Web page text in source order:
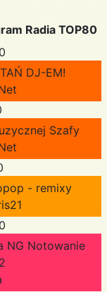
Radia TOP80
DJ-EM!
Szafy
- remixy
NG Notowanie